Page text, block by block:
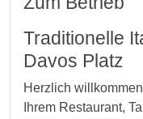
Traditionelle
Davos Platz
Herzlich
Ihrem Restaurant,